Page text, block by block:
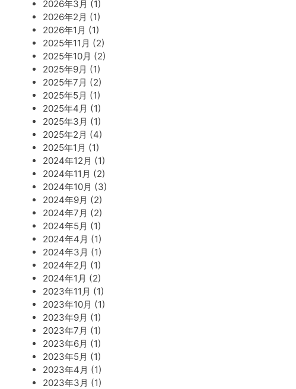
2026年3月 (1)
2026年2月 (1)
2026年1月 (1)
2025年11月 (2)
2025年10月 (2)
2025年9月 (1)
2025年7月 (2)
2025年5月 (1)
2025年4月 (1)
2025年3月 (1)
2025年2月 (4)
2025年1月 (1)
2024年12月 (1)
2024年11月 (2)
2024年10月 (3)
2024年9月 (2)
2024年7月 (2)
2024年5月 (1)
2024年4月 (1)
2024年3月 (1)
2024年2月 (1)
2024年1月 (2)
2023年11月 (1)
2023年10月 (1)
2023年9月 (1)
2023年7月 (1)
2023年6月 (1)
2023年5月 (1)
2023年4月 (1)
2023年3月 (1)